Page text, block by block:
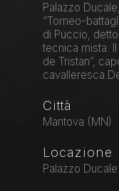
Palazzo
“Torneo-
di Puccio,
tecnica mista.
de Tristan”,
Città
Mantova (MN)
Locazione
Palazzo Ducale